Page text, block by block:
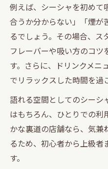
渋谷シーシャ ひ
り
デートや集まり
の魅力
静かな環境で深く
個性派空間が光
験
渋谷シーシャ お
例えば、シーシャを初めて
合うか分からない」「煙が
るでしょう。その場合、ス
フレーバーや吸い方のコツ
す。さらに、ドリンクメニ
でリラックスした時間を過
語れる空間としてのシーシ
はもちろん、ひとりでの利
かな裏道の店舗なら、気兼
るため、初心者から上級者
す。